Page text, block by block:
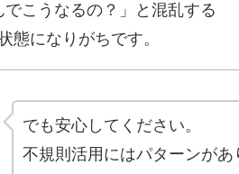
こうなるの？」と混乱する
態になりがちです。
でも安心してください。
不規則活用にはパターンがあ